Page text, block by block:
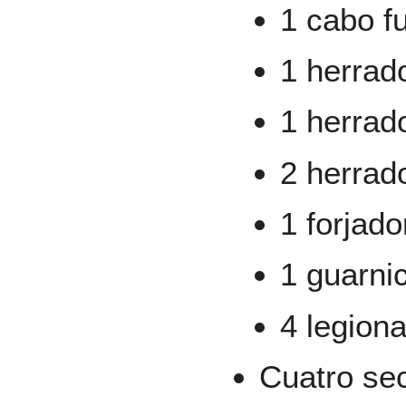
1 cabo
1
1
2
1
1
4
Cuatro